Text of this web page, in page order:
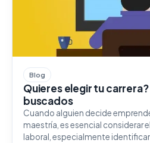
Blog
Quieres elegir tu
buscados
Cuando alguien decide
maestría, es esencial considerar
laboral, especialmente